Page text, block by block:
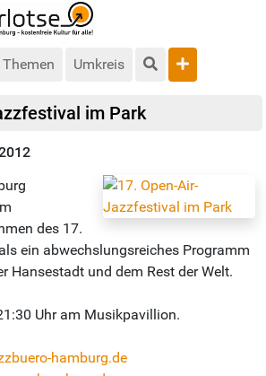
Themen Umkreis
im Park
des 17.
ein abwechslungsreiches Programm
Hansestadt und dem Rest der Welt.
Uhr am Musikpavillion.
hamburg.de